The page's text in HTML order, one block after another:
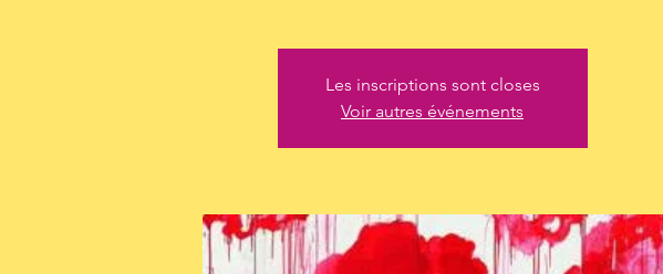
Les inscriptions sont closes
Voir autres événements